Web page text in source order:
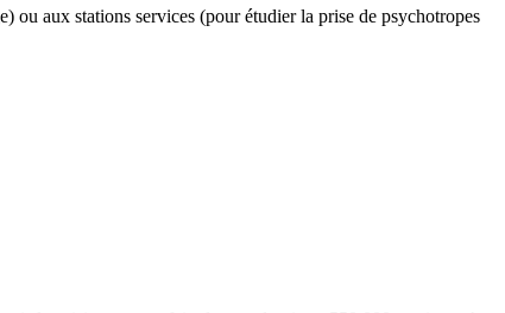
ou aux stations services (pour étudier la prise de psychotropes